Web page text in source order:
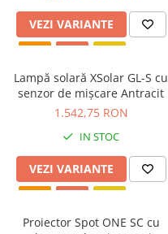
VEZI VARIANTE
Lampă solară XSolar GL-S cu
senzor de mișcare Antracit
1.542,75 RON
IN STOC
VEZI VARIANTE
Proiector Spot ONE SC cu